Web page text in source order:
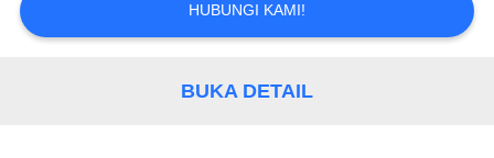
SITEMAP
HUBUNGI KAMI!
BUKA DETAIL